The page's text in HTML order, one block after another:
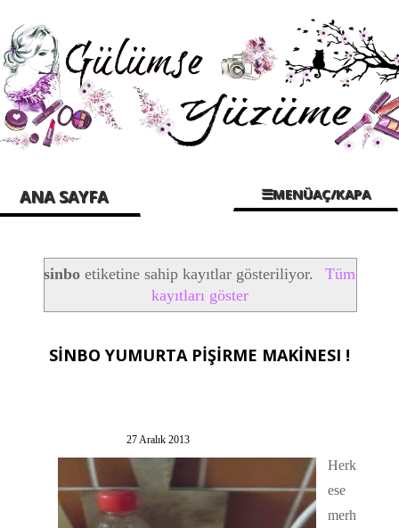
ANA SAYFA ☰MENÜAÇ/KAPA
sinbo etiketine sahip kayıtlar gösteriliyor.
Tüm
kayıtları göster
SİNBO YUMURTA PİŞİRME MAKİNESI !
27 Aralık 2013
Herk
ese
merh